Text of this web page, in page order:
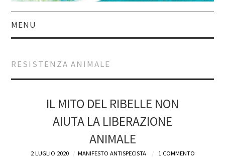
MENU
ACQUISTALO
DEFINIZIONI
CHI
RESISTENZA ANIMALE
IL MITO DEL RIBELLE NON
AIUTA LA LIBERAZIONE
ANIMALE
2 LUGLIO 2020 MANIFESTO ANTISPECISTA 1 COMMENTO